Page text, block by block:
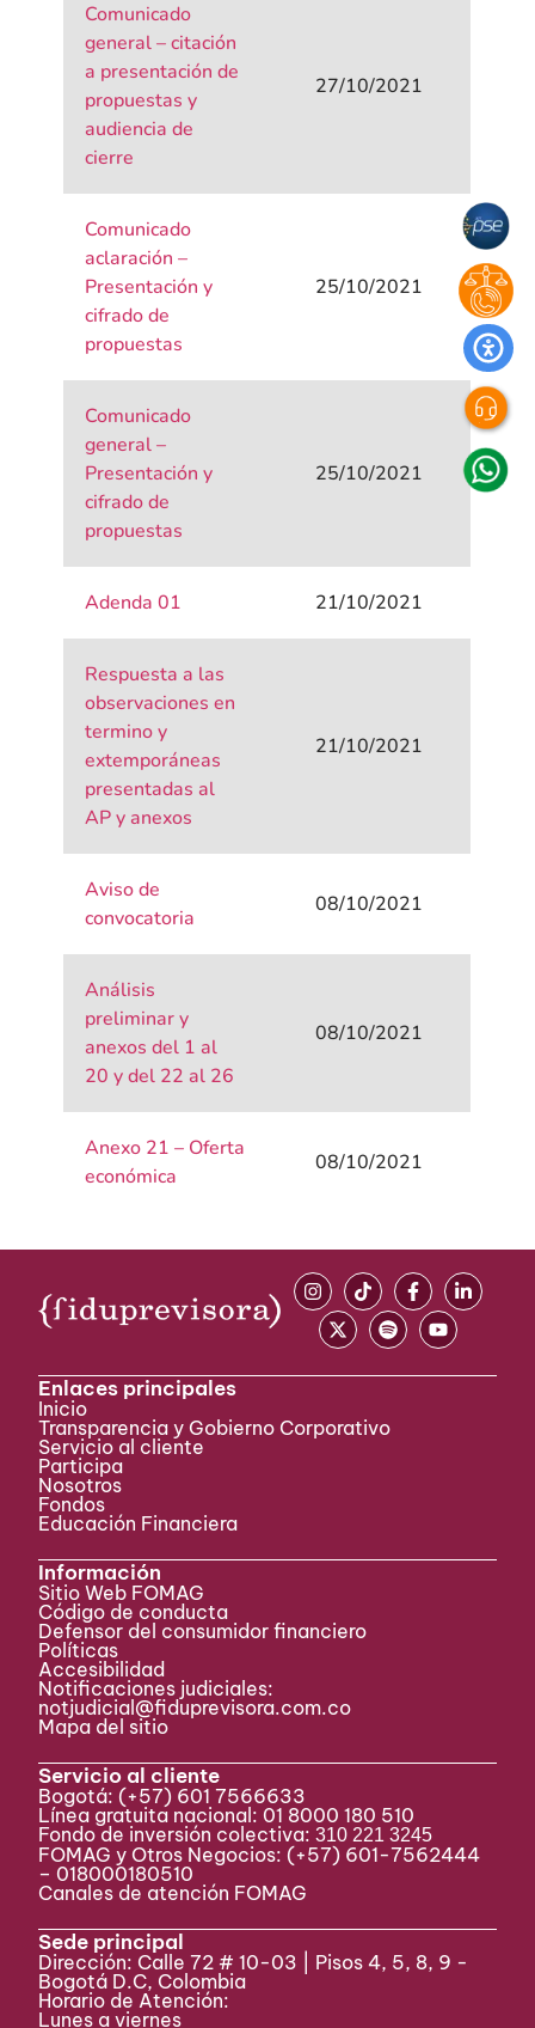
Comunicado
general – citación
a presentación de
propuestas y
audiencia de
cierre
27/10/2021
Comunicado
aclaración –
Presentación y
cifrado de
propuestas
25/10/2021
Comunicado
general –
Presentación y
cifrado de
propuestas
25/10/2021
Adenda 01 21/10/2021
Respuesta a las
observaciones en
termino y
extemporáneas
presentadas al
AP y anexos
21/10/2021
Aviso de
convocatoria
08/10/2021
Análisis
preliminar y
anexos del 1 al
20 y del 22 al 26
08/10/2021
Anexo 21 – Oferta
económica
08/10/2021
Enlaces principales
Inicio
Transparencia y Gobierno Corporativo
Servicio al cliente
Participa ​
Nosotros
Fondos
Educación Financiera
Información
Sitio Web FOMAG
Código de conducta
Defensor del consumidor financiero
Políticas
Accesibilidad
Notificaciones judiciales:
notjudicial@fiduprevisora.com.co
Mapa del sitio
Servicio al cliente
Bogotá: (+57) 601 7566633
Línea gratuita nacional: 01 8000 180 510
Fondo de inversión colectiva:310 221 3245
FOMAG y Otros Negocios: (+57) 601-7562444
– 018000180510
Canales de atención FOMAG
Sede principal
Dirección: Calle 72 # 10-03 | Pisos 4, 5, 8, 9 -
Bogotá D.C, Colombia
Horario de Atención:
Lunes a viernes